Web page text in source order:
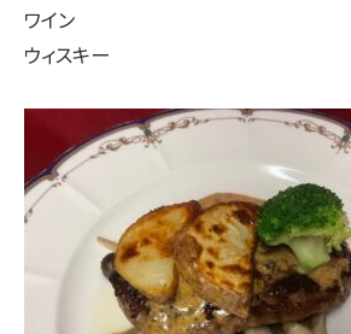
ワイン
ウィスキー